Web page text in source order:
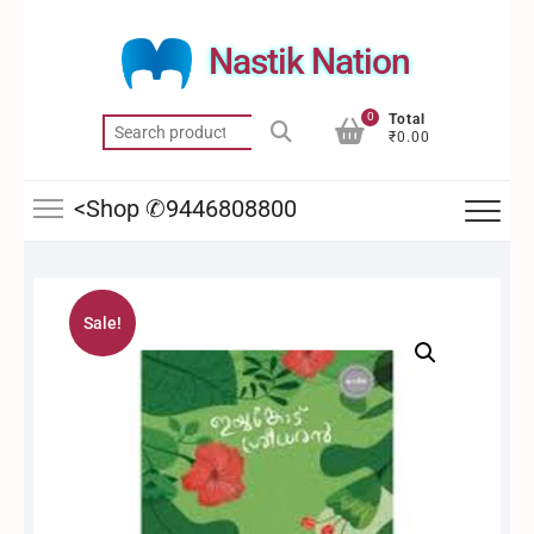
Nastik Nation
Search
for:
0
Total
₹0.00
<Shop ✆9446808800
Sale!